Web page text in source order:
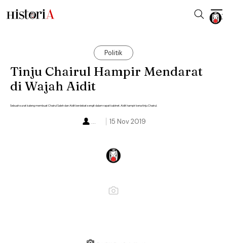
Politik
Tinju Chairul Hampir Mendarat
di Wajah Aidit
Sebuah surat kaleng membuat Chairul Saleh dan Aidit berdebat sengit dalam rapat kabinet. Aidit hampir kena tinju Chairul.
15 Nov 2019
...